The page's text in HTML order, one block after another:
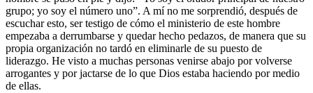
grupo; yo soy el número uno”. A mí no me sorprendió, después de
escuchar esto, ser testigo de cómo el ministerio de este hombre
empezaba a derrumbarse y quedar hecho pedazos, de manera que su
propia organización no tardó en eliminarle de su puesto de
liderazgo. He visto a muchas personas venirse abajo por volverse
arrogantes y por jactarse de lo que Dios estaba haciendo por medio
de ellas.